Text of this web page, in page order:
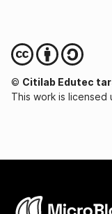
© Citilab Edutec
This work is licensed